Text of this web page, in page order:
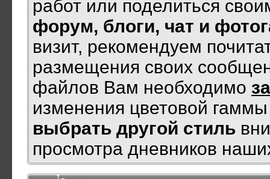
работ или поделиться
форум, блоги, чат и
визит, рекомендуем
размещения своих
файлов Вам необходимо
изменения цветовой
выбрать другой стиль
просмотра дневников